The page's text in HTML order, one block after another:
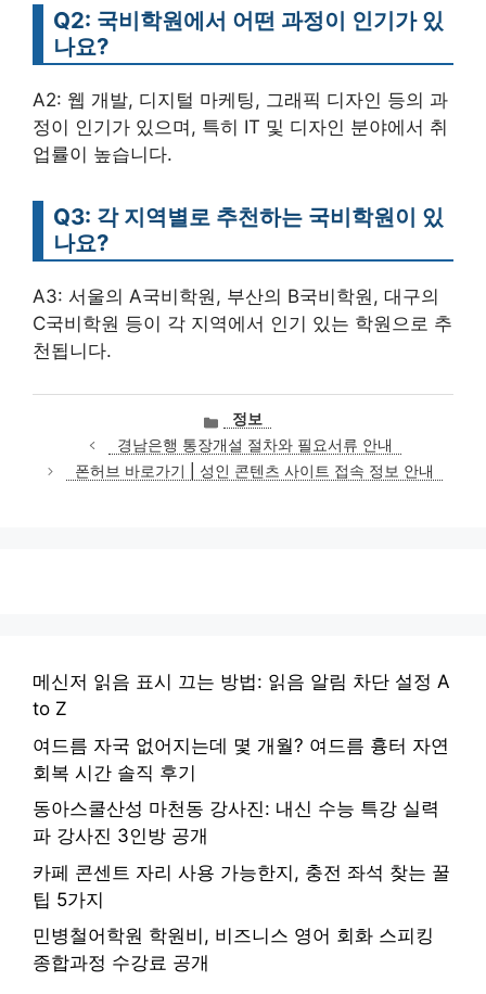
Q2: 국비학원에서 어떤 과정이 인기가 있
나요?
A2: 웹 개발, 디지털 마케팅, 그래픽 디자인 등의 과
정이 인기가 있으며, 특히 IT 및 디자인 분야에서 취
업률이 높습니다.
Q3: 각 지역별로 추천하는 국비학원이 있
나요?
A3: 서울의 A국비학원, 부산의 B국비학원, 대구의
C국비학원 등이 각 지역에서 인기 있는 학원으로 추
천됩니다.
카
테
고
리
정보
경남은행 통장개설 절차와 필요서류 안내
폰허브 바로가기 | 성인 콘텐츠 사이트 접속 정보 안내
메신저 읽음 표시 끄는 방법: 읽음 알림 차단 설정 A
to Z
여드름 자국 없어지는데 몇 개월? 여드름 흉터 자연
회복 시간 솔직 후기
동아스쿨산성 마천동 강사진: 내신 수능 특강 실력
파 강사진 3인방 공개
카페 콘센트 자리 사용 가능한지, 충전 좌석 찾는 꿀
팁 5가지
민병철어학원 학원비, 비즈니스 영어 회화 스피킹
종합과정 수강료 공개